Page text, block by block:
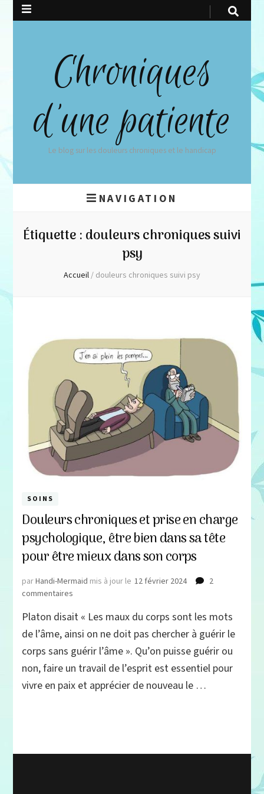
Chroniques
d'une patiente
Le blog sur les douleurs chroniques et le handicap
NAVIGATION
Étiquette :douleurs chroniques suivi
psy
Accueil/ douleurs chroniques suivi psy
SOINS
Douleurs chroniques et prise en charge
psychologique, être bien dans sa tête
pour être mieux dans son corps
parHandi-Mermaid mis à jour le 12 février 2024
2
commentaires
chroniques
et
en
charge
psychologique,
être
pour
Platon disait « Les maux du corps sont les mots
de l’âme, ainsi on ne doit pas chercher à guérir le
corps sans guérir l’âme ». Qu’on puisse guérir ou
non, faire un travail de l’esprit est essentiel pour
vivre en paix et apprécier de nouveau le …